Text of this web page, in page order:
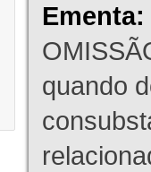
Ementa:
quando